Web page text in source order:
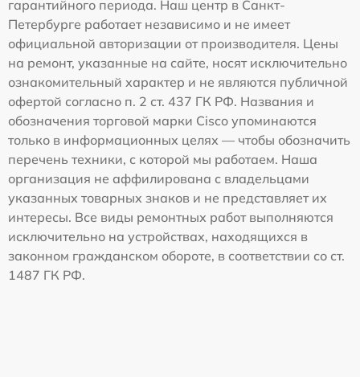
гарантийного периода. Наш центр в Санкт-
Петербурге работает независимо и не имеет
официальной авторизации от производителя. Цены
на ремонт, указанные на сайте, носят исключительно
ознакомительный характер и не являются публичной
офертой согласно п. 2 ст. 437 ГК РФ. Названия и
обозначения торговой марки Cisco упоминаются
только в информационных целях — чтобы обозначить
перечень техники, с которой мы работаем. Наша
организация не аффилирована с владельцами
указанных товарных знаков и не представляет их
интересы. Все виды ремонтных работ выполняются
исключительно на устройствах, находящихся в
законном гражданском обороте, в соответствии со ст.
1487 ГК РФ.